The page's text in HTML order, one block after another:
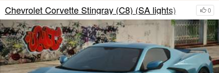
0
Chevrolet Corvette Stingray (C8) (SA lights)